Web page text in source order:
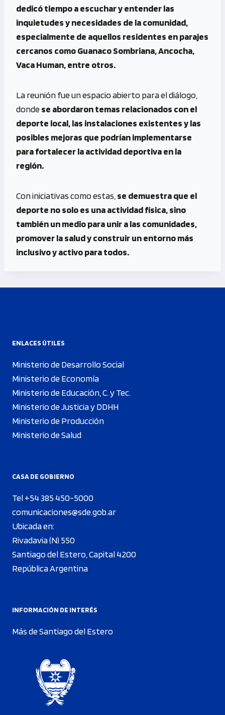
dedicó tiempo a escuchar y entender las
inquietudes y necesidades de la comunidad,
especialmente de aquellos residentes en parajes
cercanos como Guanaco Sombriana, Ancocha,
Vaca Human, entre otros.
La reunión fue un espacio abierto para el diálogo,
dondese abordaron temas relacionados con el
deporte local, las instalaciones existentes y las
posibles mejoras que podrían implementarse
para fortalecer la actividad deportiva en la
región.
Con iniciativas como estas, se demuestra que el
deporte no solo es una actividad física, sino
también un medio para unir a las comunidades,
promover la salud y construir un entorno más
inclusivo y activo para todos.
ENLACES ÚTILES
Ministerio de Desarrollo Social
Ministerio de Economía
Ministerio de Educación, C. y Tec.
Ministerio de Justicia y DDHH
Ministerio de Producción
Ministerio de Salud
CASA DE GOBIERNO
Tel +54 385 450-5000
comunicaciones@sde.gob.ar
Ubicada en:
Rivadavia (N) 550
Santiago del Estero, Capital 4200
República Argentina
INFORMACIÓN DE INTERÉS
Más de Santiago del Estero